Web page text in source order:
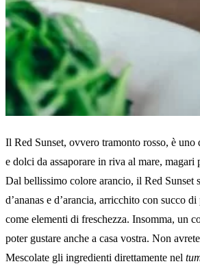
Il Red Sunset, ovvero tramonto rosso, è
e dolci da assaporare in riva al mare,
Dal bellissimo colore arancio, il Red Sunset
d’ananas e d’arancia, arricchito con succo
come elementi di freschezza. Insomma, un
poter gustare anche a casa vostra. Non
Mescolate gli ingredienti direttamente nel